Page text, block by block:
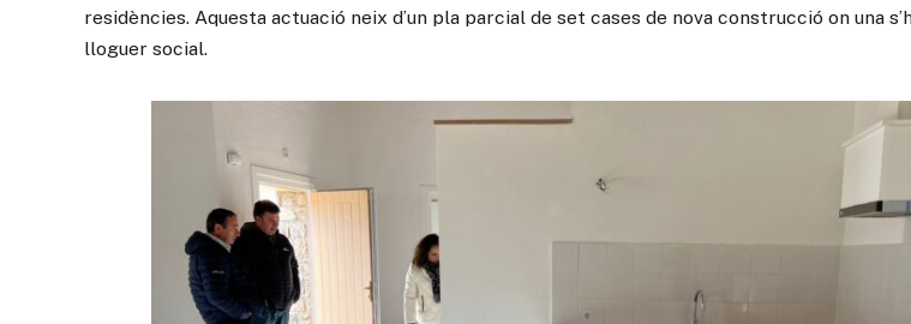
residències. Aquesta actuació neix d’un pla parcial de set cases de nova construcció on una
lloguer social.